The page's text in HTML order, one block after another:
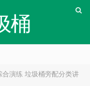
桶
演练 垃圾桶旁配分类讲